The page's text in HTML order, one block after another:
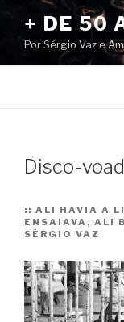
conteúdo
+ DE 50
Por Sérgio Vaz e
Disco-
:: ALI HAVIA A
ENSAIAVA, ALI
SÉRGIO VAZ